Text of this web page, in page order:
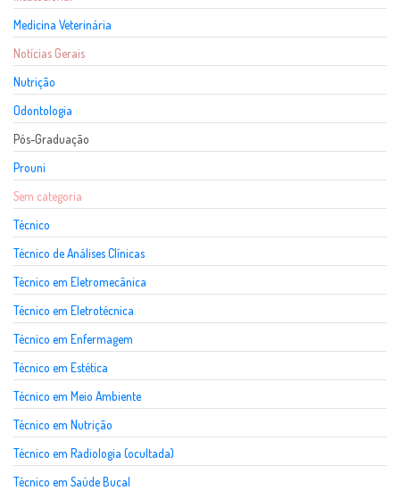
Medicina Veterinária
Notícias Gerais
Nutrição
Odontologia
Pós-Graduação
Prouni
Sem categoria
Técnico
Técnico de Análises Clínicas
Técnico em Eletromecânica
Técnico em Eletrotécnica
Técnico em Enfermagem
Técnico em Estética
Técnico em Meio Ambiente
Técnico em Nutrição
Técnico em Radiologia (ocultada)
Técnico em Saúde Bucal